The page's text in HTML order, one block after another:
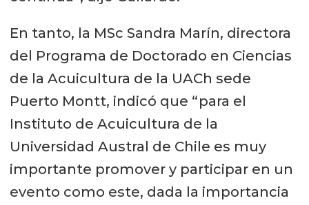
En tanto, la MSc Sandra Marín, directora
del Programa de Doctorado en Ciencias
de la Acuicultura de la UACh sede
Puerto Montt, indicó que “para el
Instituto de Acuicultura de la
Universidad Austral de Chile es muy
importante promover y participar en un
evento como este, dada la importancia